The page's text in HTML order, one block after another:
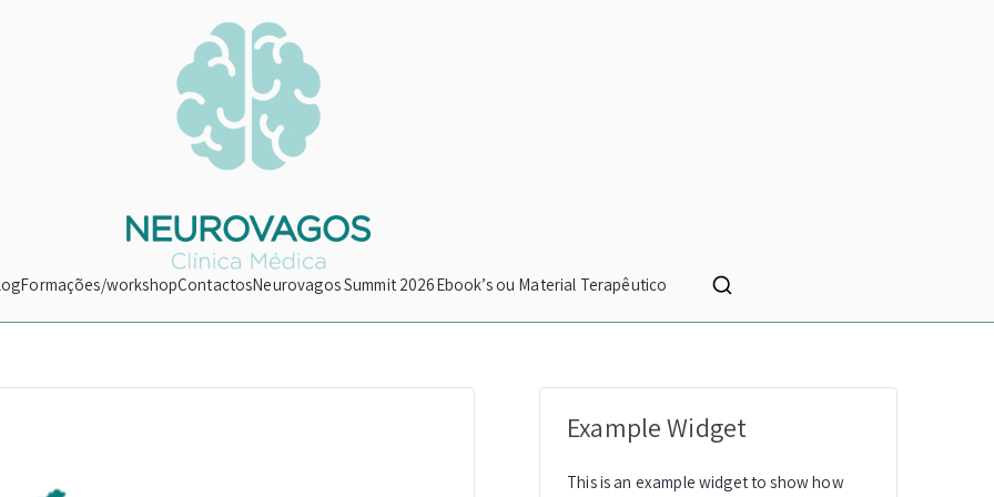
Neurovagos
Clínica Médica
Formações/workshopContactosNeurovagos Summit 2026Ebook’s ou Material Terapêutico
Example Widget
This is an example widget to show how